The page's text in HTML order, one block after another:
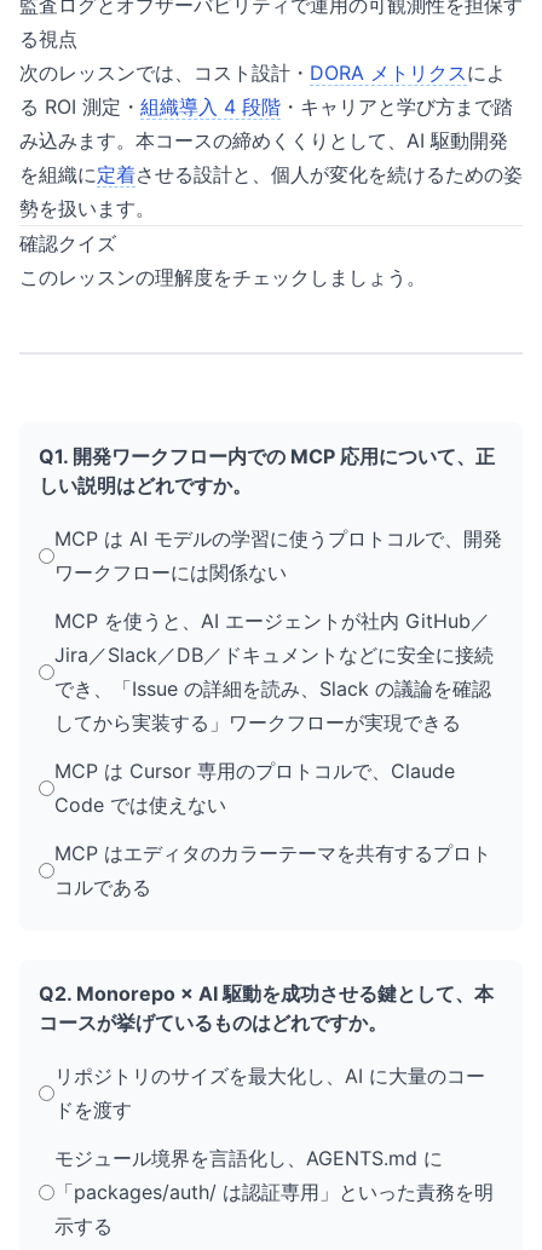
監査ログとオブザーバビリティで運用の可観測性を担保す
る視点
次のレッスンでは、コスト設計・ DORA メトリクスによ
る ROI 測定・ 組織導入 4 段階 ・キャリアと学び方まで踏
み込みます。本コースの締めくくりとして、AI 駆動開発
を組織に定着させる設計と、個人が変化を続けるための姿
勢を扱います。
確認クイズ
このレッスンの理解度をチェックしましょう。
Q1. 開発ワークフロー内での MCP 応用について、正
しい説明はどれですか。
MCP は AI モデルの学習に使うプロトコルで、開発
ワークフローには関係ない
MCP を使うと、AI エージェントが社内 GitHub／
Jira／Slack／DB／ドキュメントなどに安全に接続
でき、「Issue の詳細を読み、Slack の議論を確認
してから実装する」ワークフローが実現できる
MCP は Cursor 専用のプロトコルで、Claude
Code では使えない
MCP はエディタのカラーテーマを共有するプロト
コルである
Q2. Monorepo × AI 駆動を成功させる鍵として、本
コースが挙げているものはどれですか。
リポジトリのサイズを最大化し、AI に大量のコー
ドを渡す
モジュール境界を言語化し、AGENTS.md に
「packages/auth/ は認証専用」といった責務を明
示する